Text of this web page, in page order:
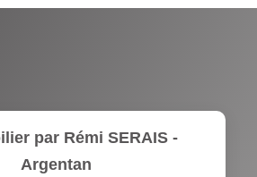
par Rémi SERAIS -
Argentan